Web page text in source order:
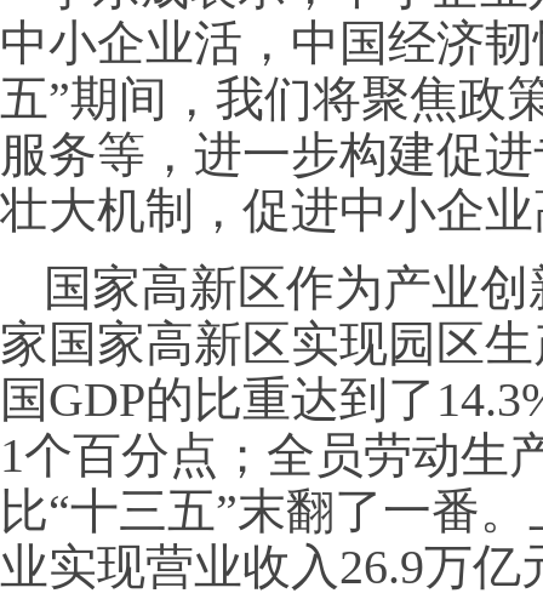
中小企业活，中国经济
五”期间，我们将聚焦政
服务等，进一步构建促
壮大机制，促进中小企
国家高新区作为产业
家国家高新区实现园区
国GDP的比重达到了
1个百分点；全员劳动生
比“十三五”末翻了一番
业实现营业收入26.9万亿